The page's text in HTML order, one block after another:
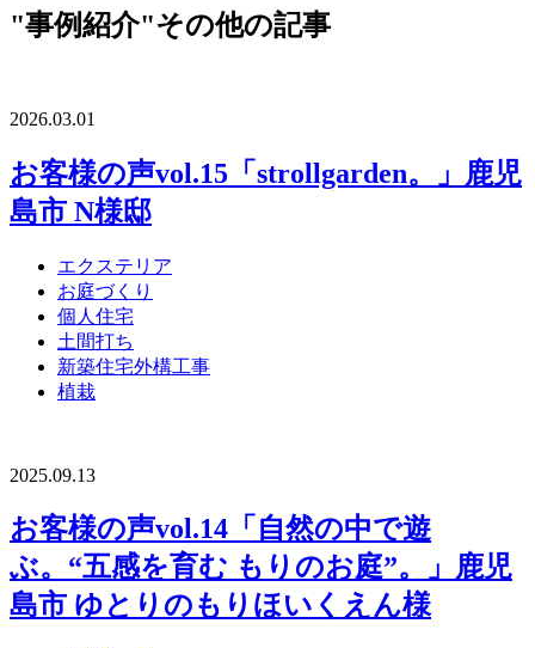
"事例紹介"その他の記事
2026.03.01
お客様の声vol.15「strollgarden。」鹿児
島市 N様邸
エクステリア
お庭づくり
個人住宅
土間打ち
新築住宅外構工事
植栽
2025.09.13
お客様の声vol.14「自然の中で遊
ぶ。“五感を育む もりのお庭”。」鹿児
島市 ゆとりのもりほいくえん様